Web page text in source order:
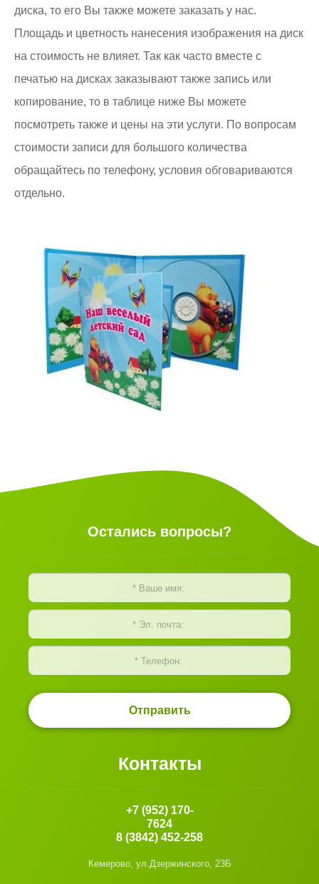
диска, то его Вы также можете заказать у нас.
Площадь и цветность нанесения изображения на диск
на стоимость не влияет. Так как часто вместе с
печатью на дисках заказывают также запись или
копирование, то в таблице ниже Вы можете
посмотреть также и цены на эти услуги. По вопросам
стоимости записи для большого количества
обращайтесь по телефону, условия обговариваются
отдельно.
Остались вопросы?
Отправить
Контакты
+7 (952) 170-
7624
8 (3842) 452-258
Кемерово, ул.Дзержинского, 23Б